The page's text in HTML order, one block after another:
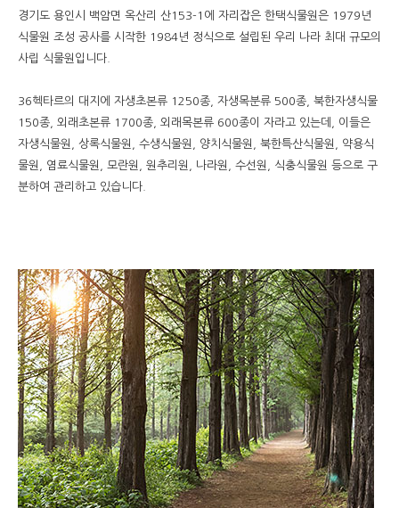
경기도 용인시 백암면 옥산리 산153-1에 자리잡은 한택식물원은 1979년
식물원 조성 공사를 시작한 1984년 정식으로 설립된 우리 나라 최대 규모의
사립 식물원입니다.
36헥타르의 대지에 자생초본류 1250종, 자생목분류 500종, 북한자생식물
150종, 외래초본류 1700종, 외래목본류 600종이 자라고 있는데, 이들은
자생식물원, 상록식물원, 수생식물원, 양치식물원, 북한특산식물원, 약용식
물원, 염료식물원, 모란원, 원추리원, 나라원, 수선원, 식충식물원 등으로 구
분하여 관리하고 있습니다.